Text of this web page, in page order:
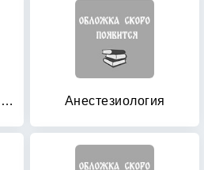
Анестезиологические манипуляции под контролем УЗИ Анестезиология